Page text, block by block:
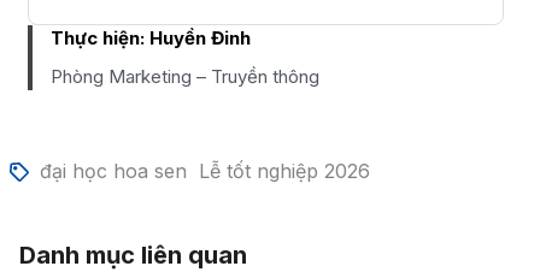
Thực hiện: Huyền Đinh
Phòng Marketing – Truyền thông
đại học hoa sen Lễ tốt nghiệp 2026
Danh mục liên quan